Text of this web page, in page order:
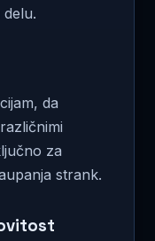
da
za
strank.